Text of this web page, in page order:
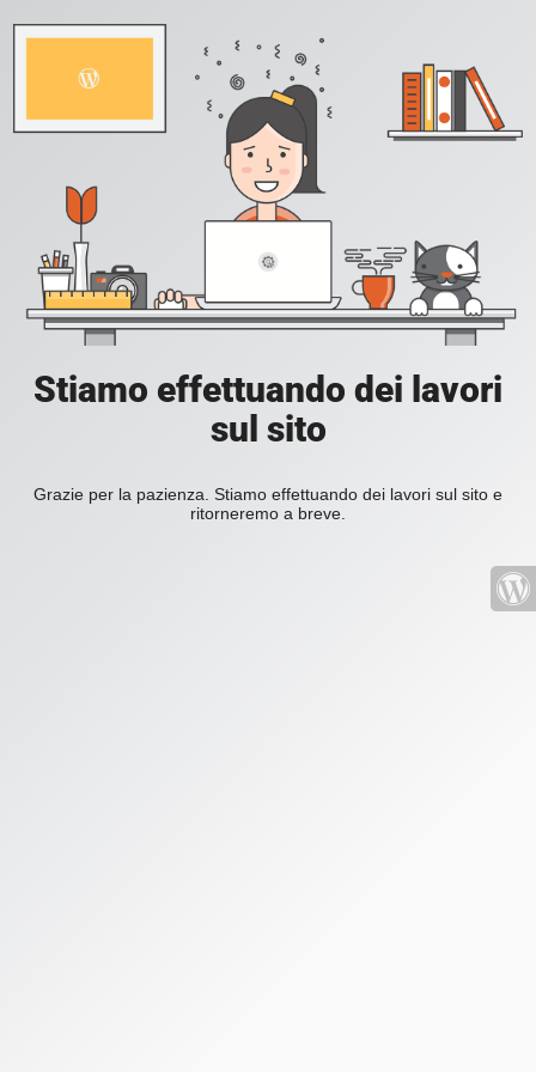
Stiamo effettuando dei lavori
sul sito
Grazie per la pazienza. Stiamo effettuando dei lavori sul sito e
ritorneremo a breve.